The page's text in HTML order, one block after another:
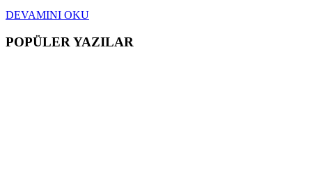
DEVAMINI OKU
POPÜLER YAZILAR